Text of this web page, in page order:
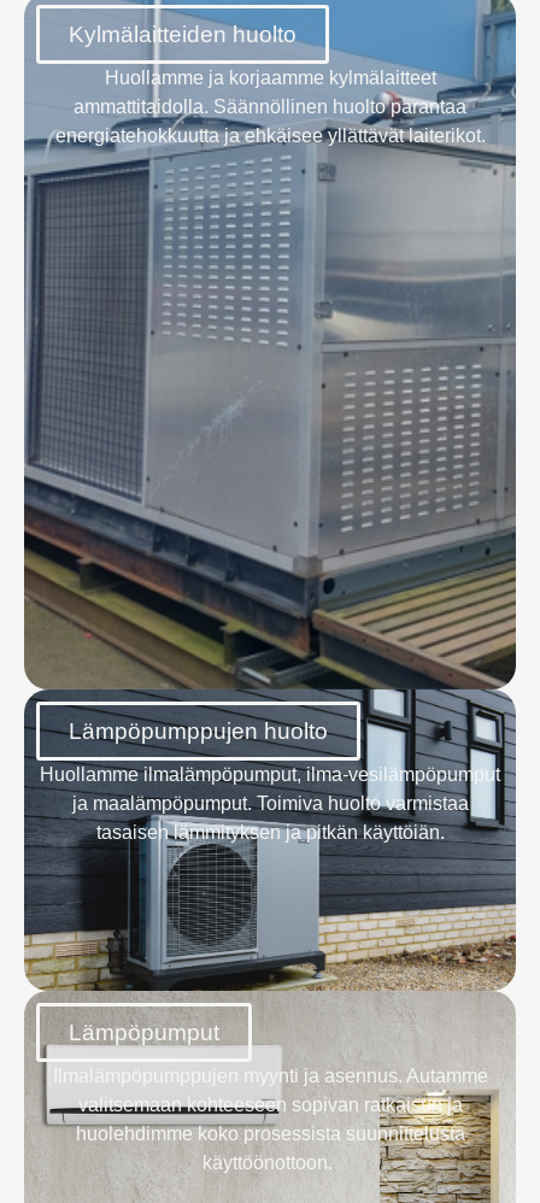
Kylmälaitteiden huolto
Huollamme ja korjaamme kylmälaitteet
ammattitaidolla. Säännöllinen huolto parantaa
energiatehokkuutta ja ehkäisee yllättävät laiterikot.
Lämpöpumppujen huolto
Huollamme ilmalämpöpumput, ilma-vesilämpöpumput
ja maalämpöpumput. Toimiva huolto varmistaa
tasaisen lämmityksen ja pitkän käyttöiän.
Lämpöpumput
Ilmalämpöpumppujen myynti ja asennus. Autamme
valitsemaan kohteeseen sopivan ratkaisun ja
huolehdimme koko prosessista suunnittelusta
käyttöönottoon.